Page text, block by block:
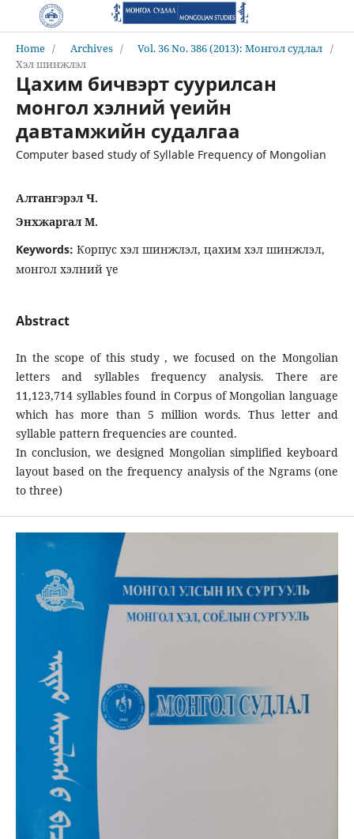
Home / Archives / Vol. 36 No. 386 (2013): Монгол судлал /
Хэл шинжлэл
Цахим бичвэрт суурилсан
монгол хэлний үеийн
давтамжийн судалгаа
Computer based study of Syllable Frequency of Mongolian
Алтангэрэл Ч.
Энхжаргал М.
Keywords: Корпус хэл шинжлэл, цахим хэл шинжлэл,
монгол хэлний үе
Abstract
In the scope of this study , we focused on the Mongolian
letters and syllables frequency analysis. There are
11,123,714 syllables found in Corpus of Mongolian language
which has more than 5 million words. Thus letter and
syllable pattern frequencies are counted.
In conclusion, we designed Mongolian simplified keyboard
layout based on the frequency analysis of the Ngrams (one
to three)